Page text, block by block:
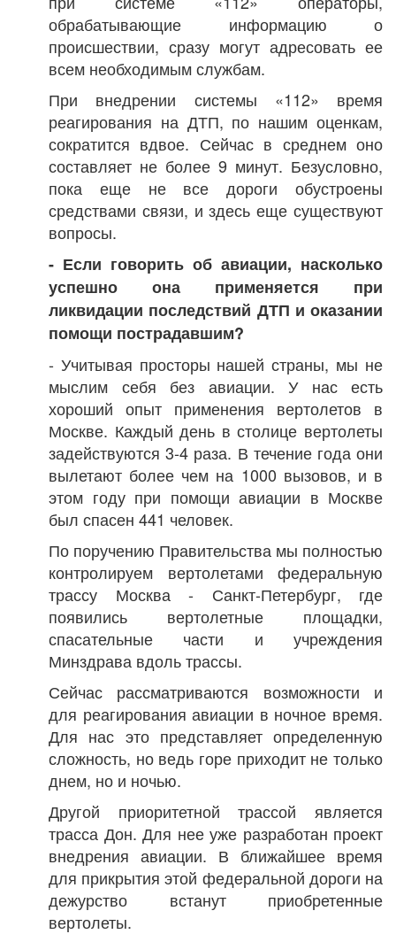
обрабатывающие информацию о
происшествии, сразу могут адресовать ее
всем необходимым службам.
При внедрении системы «112» время
реагирования на ДТП, по нашим оценкам,
сократится вдвое. Сейчас в среднем оно
составляет не более 9 минут. Безусловно,
пока еще не все дороги обустроены
средствами связи, и здесь еще существуют
вопросы.
- Если говорить об авиации, насколько
успешно она применяется при
ликвидации последствий ДТП и оказании
помощи пострадавшим?
- Учитывая просторы нашей страны, мы не
мыслим себя без авиации. У нас есть
хороший опыт применения вертолетов в
Москве. Каждый день в столице вертолеты
задействуются 3-4 раза. В течение года они
вылетают более чем на 1000 вызовов, и в
этом году при помощи авиации в Москве
был спасен 441 человек.
По поручению Правительства мы полностью
контролируем вертолетами федеральную
трассу Москва - Санкт-Петербург, где
появились вертолетные площадки,
спасательные части и учреждения
Минздрава вдоль трассы.
Сейчас рассматриваются возможности и
для реагирования авиации в ночное время.
Для нас это представляет определенную
сложность, но ведь горе приходит не только
днем, но и ночью.
Другой приоритетной трассой является
трасса Дон. Для нее уже разработан проект
внедрения авиации. В ближайшее время
для прикрытия этой федеральной дороги на
дежурство встанут приобретенные
вертолеты.